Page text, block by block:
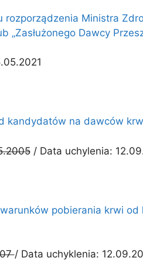
rozporządzenia Ministra
„Zasłużonego Dawcy
kandydatów na dawców
/ Data uchylenia:
pobierania krwi
/ Data uchyklenia: